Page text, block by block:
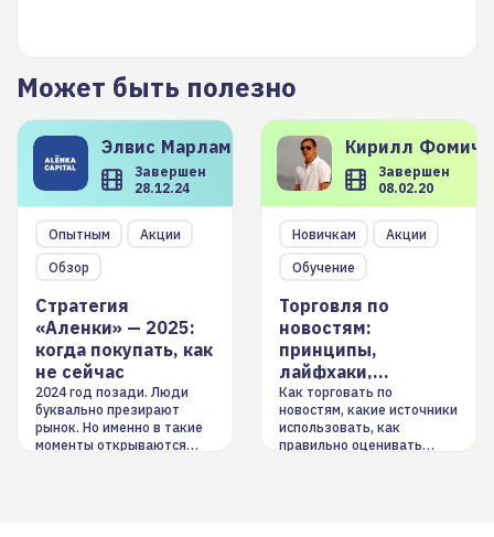
Может быть полезно
Элвис Марламов
Завершен
28.12.24
Опытным
Акции
Обзор
Стратегия
«Аленки» — 2025:
когда покупать, как
не сейчас
2024 год позади. Люди
буквально презирают
рынок. Но именно в такие
моменты открываются
Кирилл
Завершен
08.02.20
Новичкам
Акции
Обучение
Торговля по
новостям:
принципы,
лайфхаки,
инструменты
Как торговать по
новостям, какие источники
использовать, как
правильно оценивать